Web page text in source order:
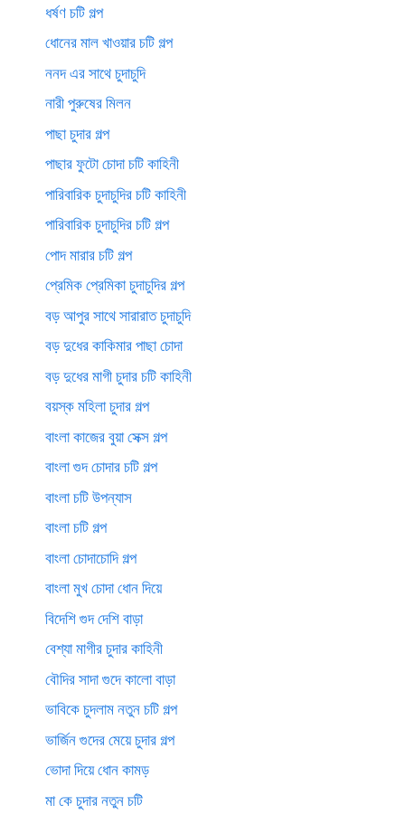
ধর্ষণ চটি গল্প
ধোনের মাল খাওয়ার চটি গল্প
ননদ এর সাথে চুদাচুদি
নারী পুরুষের মিলন
পাছা চুদার গল্প
পাছার ফুটো চোদা চটি কাহিনী
পারিবারিক চুদাচুদির চটি কাহিনী
পারিবারিক চুদাচুদির চটি গল্প
পোদ মারার চটি গল্প
প্রেমিক প্রেমিকা চুদাচুদির গল্প
বড় আপুর সাথে সারারাত চুদাচুদি
বড় দুধের কাকিমার পাছা চোদা
বড় দুধের মাগী চুদার চটি কাহিনী
বয়স্ক মহিলা চুদার গল্প
বাংলা কাজের বুয়া সেক্স গল্প
বাংলা গুদ চোদার চটি গল্প
বাংলা চটি উপন্যাস
বাংলা চটি গল্প
বাংলা চোদাচোদি গল্প
বাংলা মুখ চোদা ধোন দিয়ে
বিদেশি গুদ দেশি বাড়া
বেশ্যা মাগীর চুদার কাহিনী
বৌদির সাদা গুদে কালো বাড়া
ভাবিকে চুদলাম নতুন চটি গল্প
ভার্জিন গুদের মেয়ে চুদার গল্প
ভোদা দিয়ে ধোন কামড়
মা কে চুদার নতুন চটি